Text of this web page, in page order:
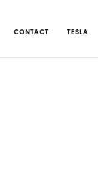
CONTACT TESLA